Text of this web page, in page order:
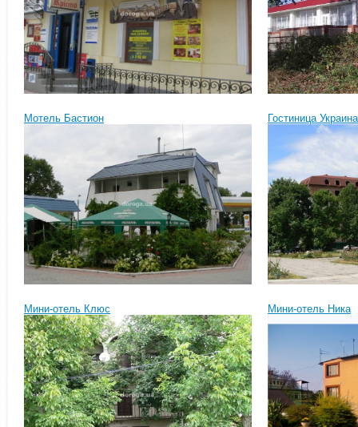
Мотель Бастион Гостиница Украина
Мини-отель Клюс Мини-отель Ника